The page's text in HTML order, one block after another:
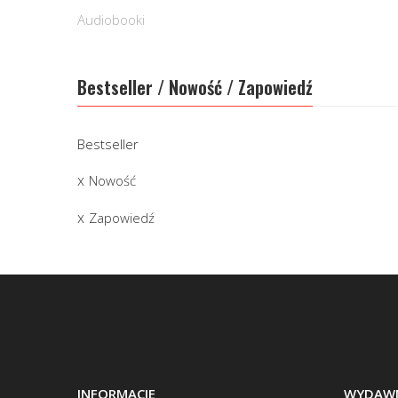
Audiobooki
Bestseller / Nowość / Zapowiedź
Bestseller
Nowość
Zapowiedź
INFORMACJE